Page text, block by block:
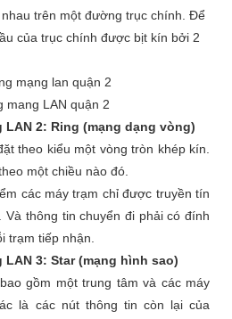
trên một đường trục chính. Để
của trục chính được bịt kín bởi 2
mang LAN quận 2
LAN 2: Ring (mạng dạng vòng)
theo kiểu một vòng tròn khép kín.
một chiều nào đó.
các máy trạm chỉ được truyền tín
Và thông tin chuyển đi phải có đính
trạm tiếp nhận.
3: Star (mạng hình sao)
gồm một trung tâm và các máy
là các nút thông tin còn lại của